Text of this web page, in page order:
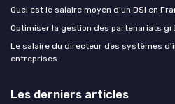
Quel est le salaire moyen d'un DSI en
Optimiser la gestion des partenariats
Le salaire du directeur des systèmes
entreprises
Les derniers articles